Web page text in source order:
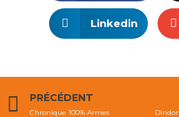
Linkedin
Précédent
PRÉCÉDENT
Chronique 100% Armes